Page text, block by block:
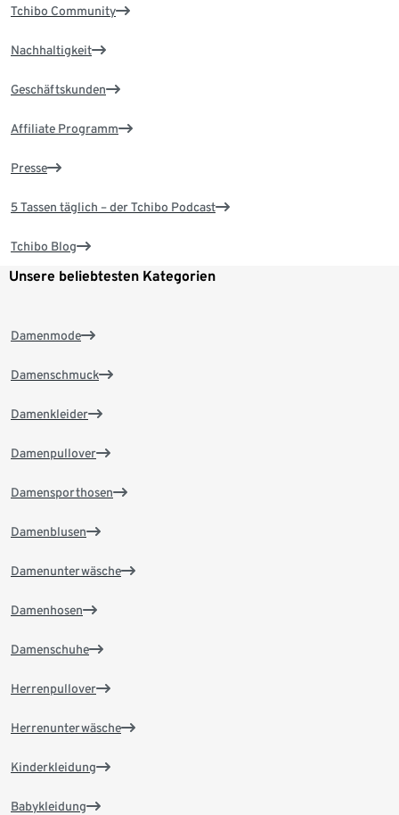
Tchibo Community
Nachhaltigkeit
Geschäftskunden
Affiliate Programm
Presse
5 Tassen täglich – der Tchibo Podcast
Tchibo Blog
Unsere beliebtesten Kategorien
Damenmode
Damenschmuck
Damenkleider
Damenpullover
Damensporthosen
Damenblusen
Damenunterwäsche
Damenhosen
Damenschuhe
Herrenpullover
Herrenunterwäsche
Kinderkleidung
Babykleidung